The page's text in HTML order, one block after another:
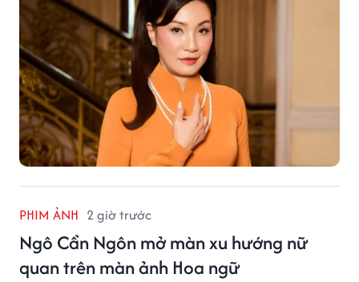
PHIM ẢNH 2 giờ trước
Ngô Cẩn Ngôn mở màn xu hướng nữ
quan trên màn ảnh Hoa ngữ